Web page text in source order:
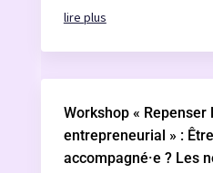
lire plus
Workshop « Repenser
entrepreneurial » :
accompagné·e ? Les